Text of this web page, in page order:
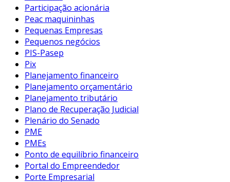
Participação acionária
Peac maquininhas
Pequenas Empresas
Pequenos negócios
PIS-Pasep
Pix
Planejamento financeiro
Planejamento orçamentário
Planejamento tributário
Plano de Recuperação Judicial
Plenário do Senado
PME
PMEs
Ponto de equilíbrio financeiro
Portal do Empreendedor
Porte Empresarial